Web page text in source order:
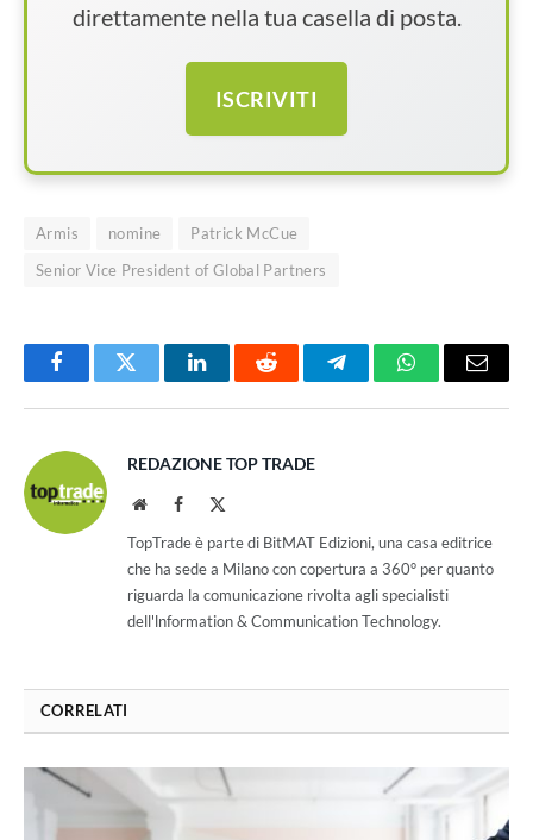
direttamente nella tua casella di posta.
ISCRIVITI
Armis nomine
Patrick McCue
Senior Vice President of Global Partners
FacebookTwitter LinkedInReddit TelegramWhatsAppEmail
REDAZIONE TOP TRADE
WebsiteFacebook
TopTrade è parte di BitMAT Edizioni, una casa editrice
che ha sede a Milano con copertura a 360° per quanto
riguarda la comunicazione rivolta agli specialisti
dell'lnformation & Communication Technology.
CORRELATI